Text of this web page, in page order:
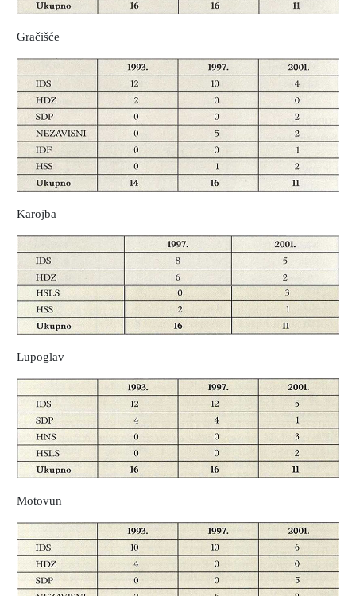
Gračišće
Karojba
Lupoglav
Motovun